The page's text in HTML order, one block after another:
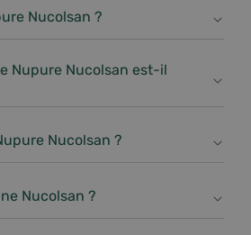
Nucolsan ?
colon irritable, comme les
abdominales et le malaise général.
Nupure Nucolsan est-il
Nucolsan ?
la solution. Les sachets de
Nucolsan ?